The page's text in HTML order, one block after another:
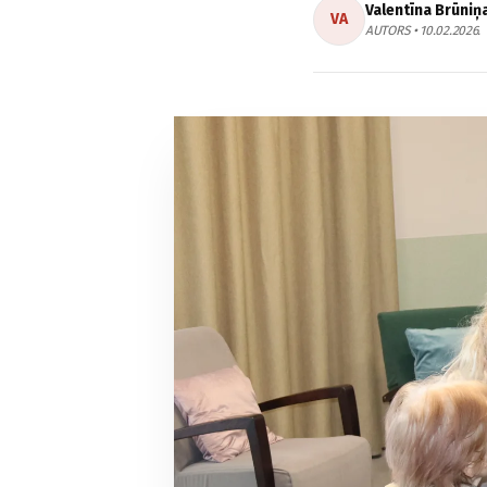
VA Valentīna
AUTORS • 10.02.2026.